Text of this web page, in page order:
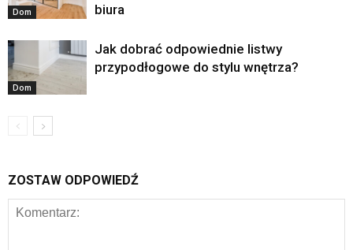
Dom
biura
Dom
Jak dobrać odpowiednie listwy
przypodłogowe do stylu wnętrza?
ZOSTAW ODPOWIEDŹ